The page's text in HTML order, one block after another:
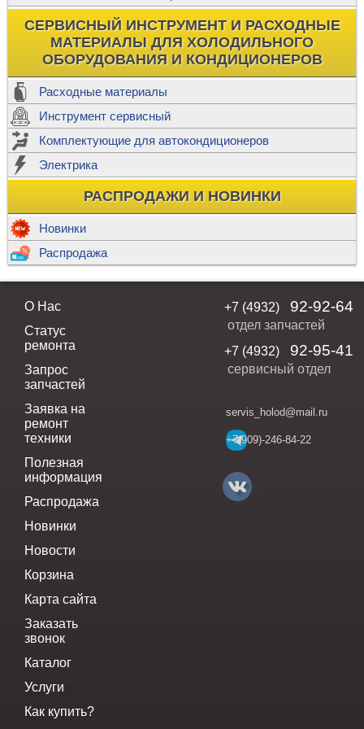
СЕРВИСНЫЙ ИНСТРУМЕНТ И РАСХОДНЫЕ
МАТЕРИАЛЫ ДЛЯ ХОЛОДИЛЬНОГО
ОБОРУДОВАНИЯ И КОНДИЦИОНЕРОВ
Расходные материалы
Инструмент сервисный
Комплектующие для автокондиционеров
Электрика
РАСПРОДАЖИ И НОВИНКИ
Новинки
Распродажа
О Нас
Статус
ремонта
Запрос
запчастей
Заявка на
ремонт
техники
Полезная
информация
Распродажа
Новинки
Новости
Корзина
Карта сайта
Заказать
звонок
Каталог
Услуги
Как купить?
+7 (4932) 92-92-64
отдел запчастей
+7 (4932)
92-95-41
сервисный отдел
servis_holod@mail.ru
+7(909)-246-84-22